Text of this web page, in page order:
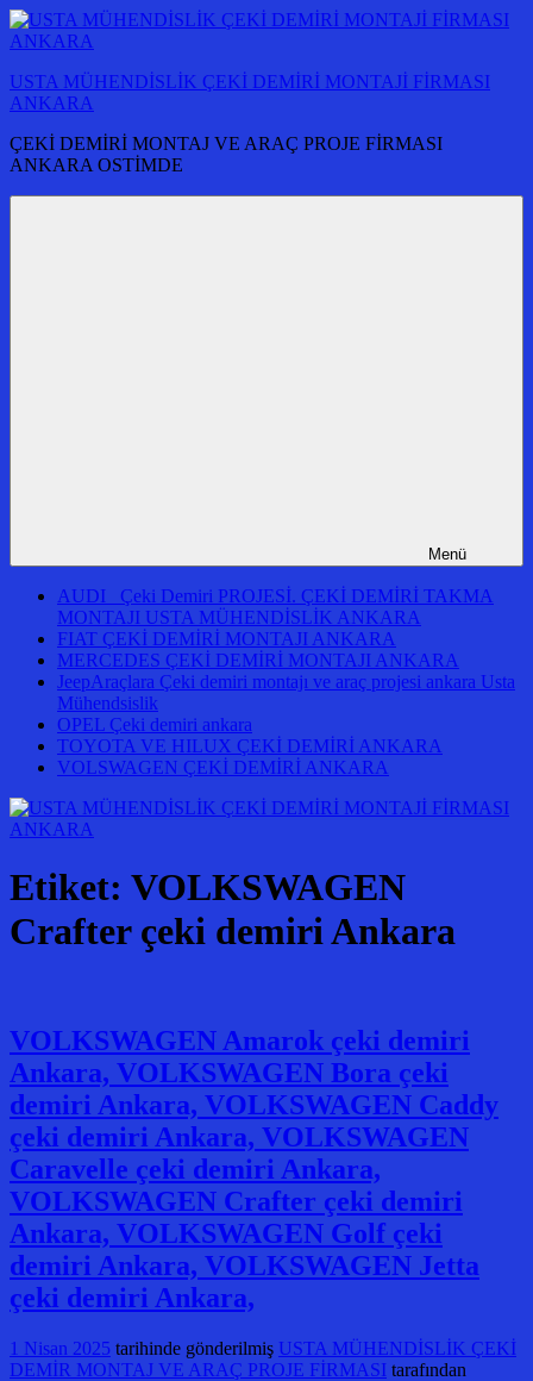
İçeriğe
atla
USTA MÜHENDİSLİK ÇEKİ DEMİRİ MONTAJİ FİRMASI
ANKARA
ÇEKİ DEMİRİ MONTAJ VE ARAÇ PROJE FİRMASI
ANKARA OSTİMDE
Menü
AUDI Çeki Demiri PROJESİ. ÇEKİ DEMİRİ TAKMA
MONTAJI USTA MÜHENDİSLİK ANKARA
FIAT ÇEKİ DEMİRİ MONTAJI ANKARA
MERCEDES ÇEKİ DEMİRİ MONTAJI ANKARA
JeepAraçlara Çeki demiri montajı ve araç projesi ankara Usta
Mühendsislik
OPEL Çeki demiri ankara
TOYOTA VE HILUX ÇEKİ DEMİRİ ANKARA
VOLSWAGEN ÇEKİ DEMİRİ ANKARA
Etiket: VOLKSWAGEN
Crafter çeki demiri Ankara
VOLKSWAGEN Amarok çeki demiri
Ankara, VOLKSWAGEN Bora çeki
demiri Ankara, VOLKSWAGEN Caddy
çeki demiri Ankara, VOLKSWAGEN
Caravelle çeki demiri Ankara,
VOLKSWAGEN Crafter çeki demiri
Ankara, VOLKSWAGEN Golf çeki
demiri Ankara, VOLKSWAGEN Jetta
çeki demiri Ankara,
1 Nisan 2025 tarihinde gönderilmiş USTA MÜHENDİSLİK ÇEKİ
DEMİR MONTAJ VE ARAÇ PROJE FİRMASI tarafından